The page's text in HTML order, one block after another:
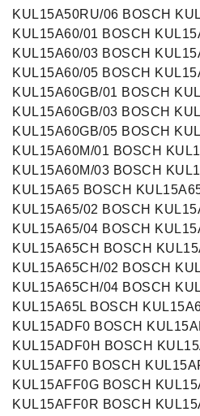
KUL15A50RU/06 BOSCH
KUL15A60/01 BOSCH
KUL15A60/03 BOSCH
KUL15A60/05 BOSCH
KUL15A60GB/01 BOSCH
KUL15A60GB/03 BOSCH
KUL15A60GB/05 BOSCH
KUL15A60M/01 BOSCH
KUL15A60M/03 BOSCH
KUL15A65 BOSCH
KUL15A65/02 BOSCH
KUL15A65/04 BOSCH
KUL15A65CH BOSCH
KUL15A65CH/02 BOSCH
KUL15A65CH/04 BOSCH
KUL15A65L BOSCH
KUL15ADF0 BOSCH
KUL15ADF0H BOSCH
KUL15AFF0 BOSCH
KUL15AFF0G BOSCH
KUL15AFF0R BOSCH